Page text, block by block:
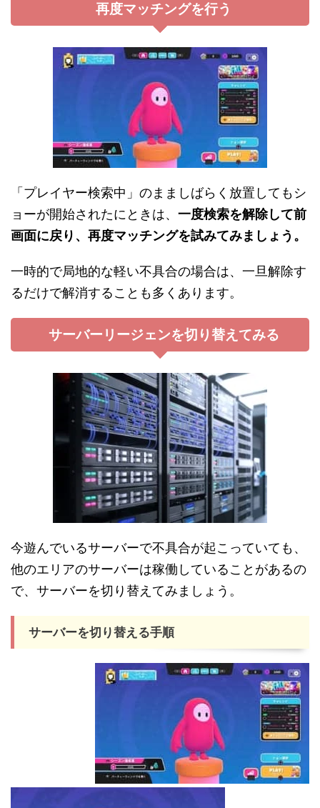
再度マッチングを行う
「プレイヤー検索中」のまましばらく放置してもシ
ョーが開始されたにときは、 一度検索を解除して前
画面に戻り、再度マッチングを試みてみましょう。
一時的で局地的な軽い不具合の場合は、一旦解除す
るだけで解消することも多くあります。
サーバーリージェンを切り替えてみる
今遊んでいるサーバーで不具合が起こっていても、
他のエリアのサーバーは稼働していることがあるの
で、サーバーを切り替えてみましょう。
サーバーを切り替える手順